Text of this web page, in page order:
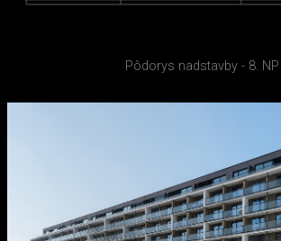
Pôdorys nadstavby - 8. NP